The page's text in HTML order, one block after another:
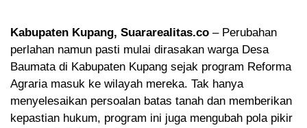
Kabupaten Kupang, Suararealitas.co – Perubahan
perlahan namun pasti mulai dirasakan warga Desa
Baumata di Kabupaten Kupang sejak program Reforma
Agraria masuk ke wilayah mereka. Tak hanya
menyelesaikan persoalan batas tanah dan memberikan
kepastian hukum, program ini juga mengubah pola pikir